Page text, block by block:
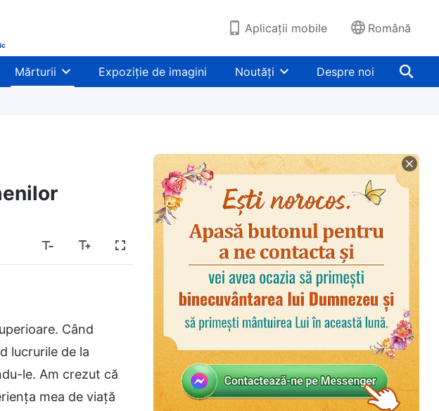
Aplicații mobile Română
Mărturii Expoziție de imagini Noutăți Despre noi
Când
lucrurile de la
le. Am crezut că
mea de viață